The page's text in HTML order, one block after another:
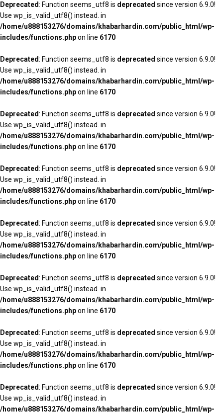
Deprecated: Function seems_utf8 is deprecated since version 6.9.0!
Use wp_is_valid_utf8() instead. in
/home/u888153276/domains/khabarhardin.com/public_html/wp-
includes/functions.phpon line 6170
Deprecated: Function seems_utf8 is deprecated since version 6.9.0!
Use wp_is_valid_utf8() instead. in
/home/u888153276/domains/khabarhardin.com/public_html/wp-
includes/functions.phpon line 6170
Deprecated: Function seems_utf8 is deprecated since version 6.9.0!
Use wp_is_valid_utf8() instead. in
/home/u888153276/domains/khabarhardin.com/public_html/wp-
includes/functions.phpon line 6170
Deprecated: Function seems_utf8 is deprecated since version 6.9.0!
Use wp_is_valid_utf8() instead. in
/home/u888153276/domains/khabarhardin.com/public_html/wp-
includes/functions.phpon line 6170
Deprecated: Function seems_utf8 is deprecated since version 6.9.0!
Use wp_is_valid_utf8() instead. in
/home/u888153276/domains/khabarhardin.com/public_html/wp-
includes/functions.phpon line 6170
Deprecated: Function seems_utf8 is deprecated since version 6.9.0!
Use wp_is_valid_utf8() instead. in
/home/u888153276/domains/khabarhardin.com/public_html/wp-
includes/functions.phpon line 6170
Deprecated: Function seems_utf8 is deprecated since version 6.9.0!
Use wp_is_valid_utf8() instead. in
/home/u888153276/domains/khabarhardin.com/public_html/wp-
includes/functions.phpon line 6170
Deprecated: Function seems_utf8 is deprecated since version 6.9.0!
Use wp_is_valid_utf8() instead. in
/home/u888153276/domains/khabarhardin.com/public_html/wp-